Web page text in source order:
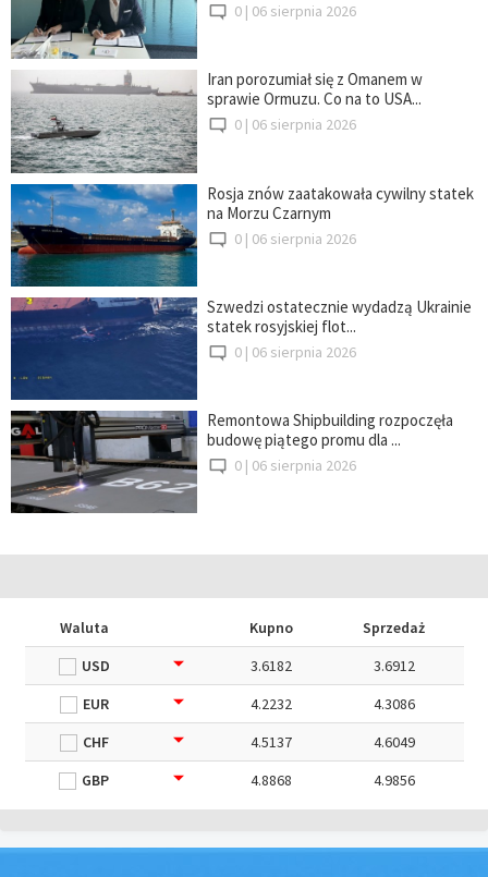
0 | 06 sierpnia 2026
Iran porozumiał się z Omanem w
sprawie Ormuzu. Co na to USA...
0 | 06 sierpnia 2026
Rosja znów zaatakowała cywilny statek
na Morzu Czarnym
0 | 06 sierpnia 2026
Szwedzi ostatecznie wydadzą Ukrainie
statek rosyjskiej flot...
0 | 06 sierpnia 2026
Remontowa Shipbuilding rozpoczęła
budowę piątego promu dla ...
0 | 06 sierpnia 2026
Waluta Kupno
Sprzedaż
USD
3.6182
3.6912
EUR
4.2232
4.3086
CHF
4.5137
4.6049
GBP
4.8868 4.9856